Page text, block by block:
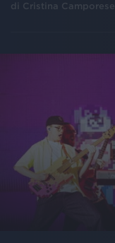
di Cristina Camporese